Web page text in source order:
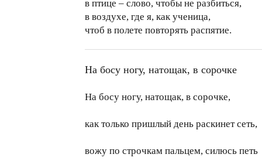
в птице – слово, чтобы не разбиться,
в воздухе, где я, как ученица,
чтоб в полете повторять распятие.
На босу ногу, натощак, в сорочке
На босу ногу, натощак, в сорочке,
как только пришлый день раскинет сеть,
вожу по строчкам пальцем, силюсь петь